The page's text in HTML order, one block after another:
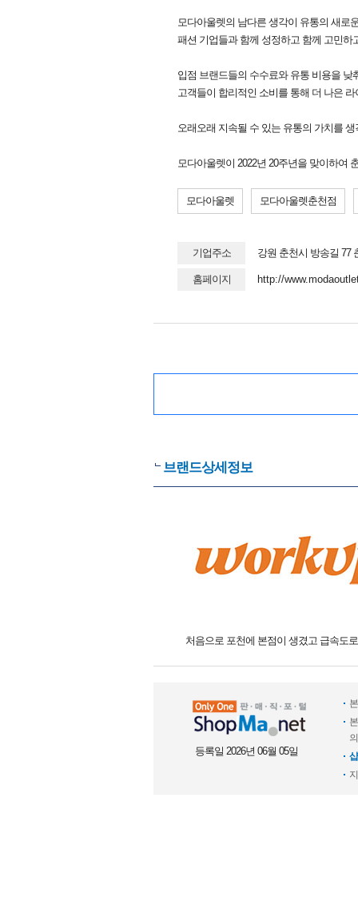
모다아울렛의 남다른 생각이 유통의 새로
패션 기업들과 함께 성정하고 함께 고민하
입점 브랜드들의 수수료와 유통 비용을
고객들이 합리적인 소비를 통해 더 나은
오래오래 지속될 수 있는 유통의 가치를 생
모다아울렛이 2022년 20주년을 맞이하여
모다아울렛 모다아울렛춘천점
기업주소 강원 춘천시 방송길 77
홈페이지 http://
브랜드상세정보
처음으로 포천에 본점이 생겼고 급속도
등록일 2026년 06월 05일